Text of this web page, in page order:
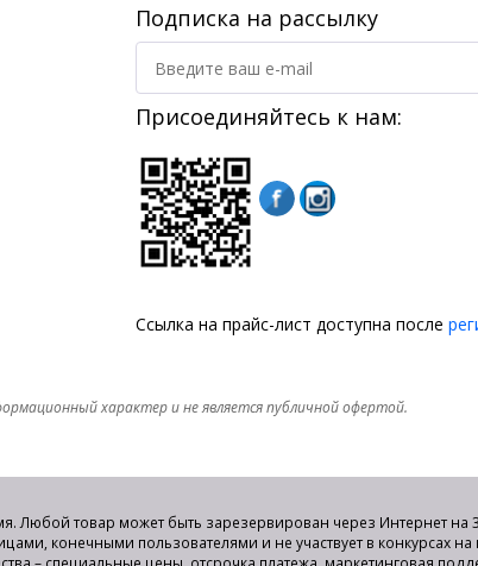
Подписка на рассылку
Присоединяйтесь к нам:
Ссылка на прайс-лист доступна после
характер и не является публичной офертой.
Любой товар может быть зарезервирован через Интернет на
конечными пользователями и не участвует в конкурсах